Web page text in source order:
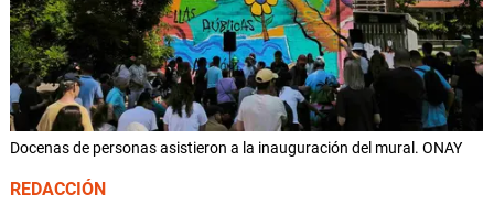
Docenas de personas asistieron a la inauguración del mural. ONAY
REDACCIÓN